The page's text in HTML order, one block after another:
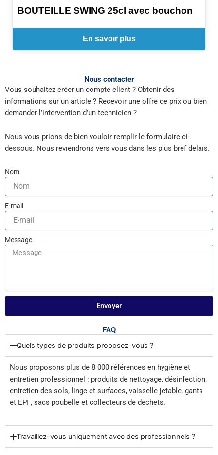
BOUTEILLE SWING 25cl avec bouchon
En savoir plus
Nous contacter
Vous souhaitez créer un compte client ? Obtenir des
informations sur un article ? Recevoir une offre de prix ou bien
demander l’intervention d’un technicien ?
Nous vous prions de bien vouloir remplir le formulaire ci-
dessous. Nous reviendrons vers vous dans les plus bref délais.
Nom
E-mail
Message
Envoyer
FAQ
Quels types de produits proposez-vous ?
Nous proposons plus de 8 000 références en hygiène et
entretien professionnel : produits de nettoyage, désinfection,
entretien des sols, linge et surfaces, vaisselle jetable, gants
et EPI , sacs poubelle et collecteurs de déchets.
Travaillez-vous uniquement avec des professionnels ?